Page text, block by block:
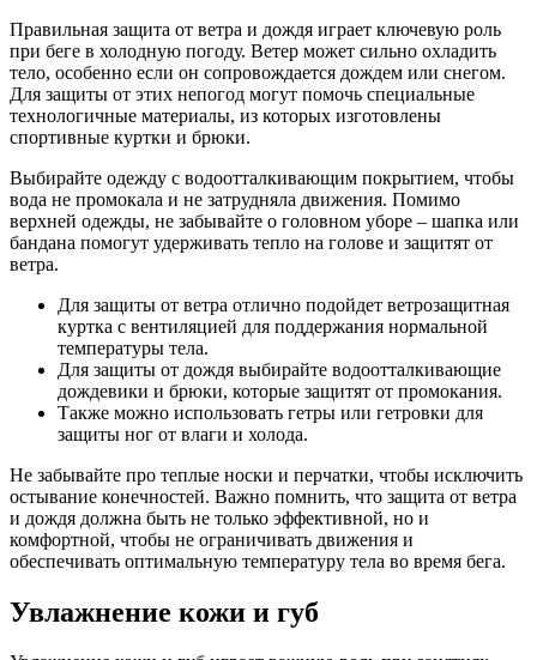
Правильная защита от ветра и дождя играет ключевую роль
при беге в холодную погоду. Ветер может сильно охладить
тело, особенно если он сопровождается дождем или снегом.
Для защиты от этих непогод могут помочь специальные
технологичные материалы, из которых изготовлены
спортивные куртки и брюки.
Выбирайте одежду с водоотталкивающим покрытием, чтобы
вода не промокала и не затрудняла движения. Помимо
верхней одежды, не забывайте о головном уборе – шапка или
бандана помогут удерживать тепло на голове и защитят от
ветра.
Для защиты от ветра отлично подойдет ветрозащитная
куртка с вентиляцией для поддержания нормальной
температуры тела.
Для защиты от дождя выбирайте водоотталкивающие
дождевики и брюки, которые защитят от промокания.
Также можно использовать гетры или гетровки для
защиты ног от влаги и холода.
Не забывайте про теплые носки и перчатки, чтобы исключить
остывание конечностей. Важно помнить, что защита от ветра
и дождя должна быть не только эффективной, но и
комфортной, чтобы не ограничивать движения и
обеспечивать оптимальную температуру тела во время бега.
Увлажнение кожи и губ